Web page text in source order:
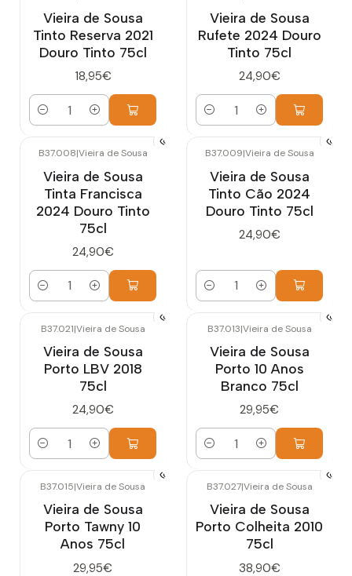
Vieira de Sousa
Tinto Reserva 2021
Douro Tinto 75cl
18,95€
Quantidade
Vieira de Sousa
Rufete 2024 Douro
Tinto 75cl
24,90€
Quantidade
B37.008|Vieira de Sousa
Vieira de Sousa
Tinta Francisca
2024 Douro Tinto
75cl
24,90€
Quantidade
B37.009|Vieira de Sousa
Vieira de Sousa
Tinto Cão 2024
Douro Tinto 75cl
24,90€
Quantidade
B37.021|Vieira de Sousa
Vieira de Sousa
Porto LBV 2018
75cl
24,90€
Quantidade
B37.013|Vieira de Sousa
Vieira de Sousa
Porto 10 Anos
Branco 75cl
29,95€
Quantidade
B37.015|Vieira de Sousa
Vieira de Sousa
Porto Tawny 10
Anos 75cl
29,95€
B37.027|Vieira de Sousa
Vieira de Sousa
Porto Colheita 2010
75cl
38,90€